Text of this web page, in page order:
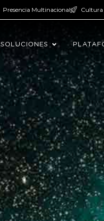
Presencia Multinacional Cultura
SOLUCIONES